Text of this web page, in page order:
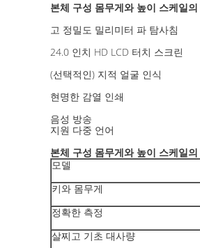
본체 구성 몸무게와 높이 스케일의
고 정밀도 밀리미터 파 탐사침
24.0 인치 HD LCD 터치 스크린
(선택적인) 지적 얼굴 인식
현명한 감열 인쇄
음성 방송
지원 다중 언어
본체 구성 몸무게와 높이 스케일의
모델
키와 몸무게
정확한 측정
살찌고 기초 대사량